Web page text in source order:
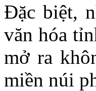
Đặc biệt,
văn hóa
mở ra
miền núi